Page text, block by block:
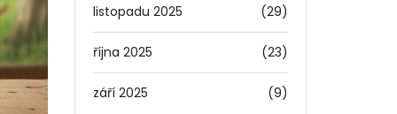
listopadu 2025 (29)
října 2025 (23)
září 2025 (9)